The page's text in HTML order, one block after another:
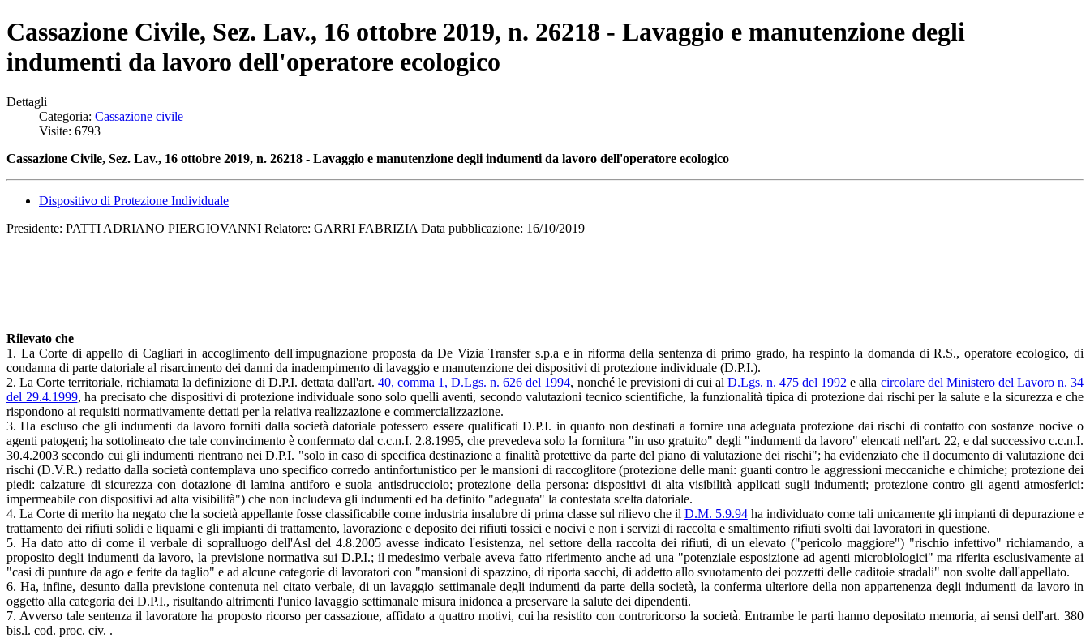
Cassazione Civile, Sez. Lav., 16 ottobre 2019, n. 26218 - Lavaggio e manutenzione degli
indumenti da lavoro dell'operatore ecologico
Dettagli
Categoria: Cassazione civile
Visite: 6793
Cassazione Civile, Sez. Lav., 16 ottobre 2019, n. 26218 - Lavaggio e manutenzione degli indumenti da lavoro dell'operatore ecologico
Dispositivo di Protezione Individuale
Presidente: PATTI ADRIANO PIERGIOVANNI Relatore: GARRI FABRIZIA Data pubblicazione: 16/10/2019
Rilevato che
1. La Corte di appello di Cagliari in accoglimento dell'impugnazione proposta da De Vizia Transfer s.p.a e in riforma della sentenza di primo grado, ha respinto la domanda di R.S., operatore ecologico, di
condanna di parte datoriale al risarcimento dei danni da inadempimento di lavaggio e manutenzione dei dispositivi di protezione individuale (D.P.I.).
2. La Corte territoriale, richiamata la definizione di D.P.I. dettata dall'art. 40, comma 1, D.Lgs. n. 626 del 1994, nonché le previsioni di cui al D.Lgs. n. 475 del 1992 e alla circolare del Ministero del Lavoro n. 34
del 29.4.1999, ha precisato che dispositivi di protezione individuale sono solo quelli aventi, secondo valutazioni tecnico scientifiche, la funzionalità tipica di protezione dai rischi per la salute e la sicurezza e che
rispondono ai requisiti normativamente dettati per la relativa realizzazione e commercializzazione.
3. Ha escluso che gli indumenti da lavoro forniti dalla società datoriale potessero essere qualificati D.P.I. in quanto non destinati a fornire una adeguata protezione dai rischi di contatto con sostanze nocive o
agenti patogeni; ha sottolineato che tale convincimento è confermato dal c.c.n.I. 2.8.1995, che prevedeva solo la fornitura "in uso gratuito" degli "indumenti da lavoro" elencati nell'art. 22, e dal successivo c.c.n.I.
30.4.2003 secondo cui gli indumenti rientrano nei D.P.I. "solo in caso di specifica destinazione a finalità protettive da parte del piano di valutazione dei rischi"; ha evidenziato che il documento di valutazione dei
rischi (D.V.R.) redatto dalla società contemplava uno specifico corredo antinfortunistico per le mansioni di raccoglitore (protezione delle mani: guanti contro le aggressioni meccaniche e chimiche; protezione dei
piedi: calzature di sicurezza con dotazione di lamina antiforo e suola antisdrucciolo; protezione della persona: dispositivi di alta visibilità applicati sugli indumenti; protezione contro gli agenti atmosferici:
impermeabile con dispositivi ad alta visibilità") che non includeva gli indumenti ed ha definito "adeguata" la contestata scelta datoriale.
4. La Corte di merito ha negato che la società appellante fosse classificabile come industria insalubre di prima classe sul rilievo che il D.M. 5.9.94ha individuato come tali unicamente gli impianti di depurazione e
trattamento dei rifiuti solidi e liquami e gli impianti di trattamento, lavorazione e deposito dei rifiuti tossici e nocivi e non i servizi di raccolta e smaltimento rifiuti svolti dai lavoratori in questione.
5. Ha dato atto di come il verbale di sopralluogo dell'Asl del 4.8.2005 avesse indicato l'esistenza, nel settore della raccolta dei rifiuti, di un elevato ("pericolo maggiore") "rischio infettivo" richiamando, a
proposito degli indumenti da lavoro, la previsione normativa sui D.P.I.; il medesimo verbale aveva fatto riferimento anche ad una "potenziale esposizione ad agenti microbiologici" ma riferita esclusivamente ai
"casi di punture da ago e ferite da taglio" e ad alcune categorie di lavoratori con "mansioni di spazzino, di riporta sacchi, di addetto allo svuotamento dei pozzetti delle caditoie stradali" non svolte dall'appellato.
6. Ha, infine, desunto dalla previsione contenuta nel citato verbale, di un lavaggio settimanale degli indumenti da parte della società, la conferma ulteriore della non appartenenza degli indumenti da lavoro in
oggetto alla categoria dei D.P.I., risultando altrimenti l'unico lavaggio settimanale misura inidonea a preservare la salute dei dipendenti.
7. Avverso tale sentenza il lavoratore ha proposto ricorso per cassazione, affidato a quattro motivi, cui ha resistito con controricorso la società. Entrambe le parti hanno depositato memoria, ai sensi dell'art. 380
bis.l. cod. proc. civ. .